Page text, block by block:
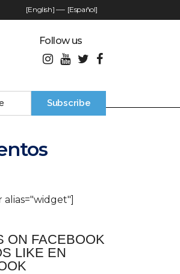
[English] —- [Español]
Follow us
alias="widget"]
ON FACEBOOK
LIKE EN